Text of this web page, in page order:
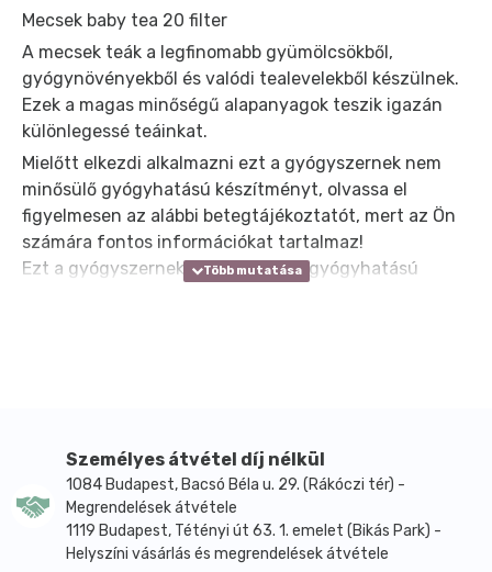
Mecsek baby tea 20 filter
A mecsek teák a legfinomabb gyümölcsökből,
gyógynövényekből és valódi tealevelekből készülnek.
Ezek a magas minőségű alapanyagok teszik igazán
különlegessé teáinkat.
Mielőtt elkezdi alkalmazni ezt a gyógyszernek nem
minősülő gyógyhatású készítményt, olvassa el
figyelmesen az alábbi betegtájékoztatót, mert az Ön
számára fontos információkat tartalmaz!
Ezt a gyógyszernek nem minősülő gyógyhatású
lehet!
További információkért vagy tanácsért forduljon
gyógyszerészéhez.
Ha Önnél bármilyen mellékhatás jelentkezik,
tájékoztassa kezelőorvosát vagy gyógyszerészét! Ez
Személyes átvétel díj nélkül
1084 Budapest, Bacsó Béla u. 29. (Rákóczi tér) -
Megrendelések átvétele
1119 Budapest, Tétényi út 63. 1. emelet (Bikás Park) -
Helyszíni vásárlás és megrendelések átvétele